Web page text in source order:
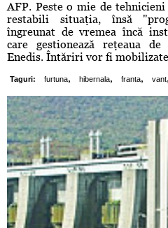
AFP. Peste o mie de
restabili situaţia, însă
îngreunat de vremea încă
care gestionează reţeaua
Enedis. Întăriri vor fi
Taguri: furtuna, hibernala, franta, vant,